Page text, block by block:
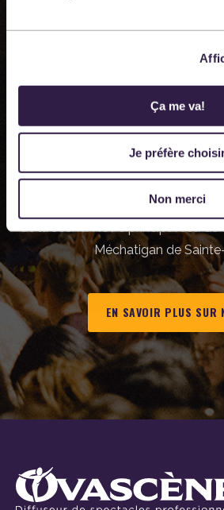
Ça me va!
Je préfère
Non merci
OVASCÈNE
Ovascène, diffuseur de
une organisation à but non
Nous présentons près de 60
annuellement dans les différentes
de la scène. Notre principal lieu de
Méchatigan de
EN SAVOIR PLUS SUR